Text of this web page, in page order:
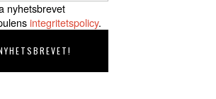
nyhetsbrevet
integritetspolicy.